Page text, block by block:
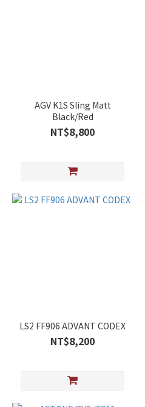
AGV K1S Sling Matt
Black/Red
NT$8,800
LS2 FF906 ADVANT CODEX
NT$8,200